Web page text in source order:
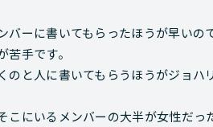
バーに書いてもらったほうが早いの
手です。
と人に書いてもらうほうがジョハ
こにいるメンバーの大半が女性だ